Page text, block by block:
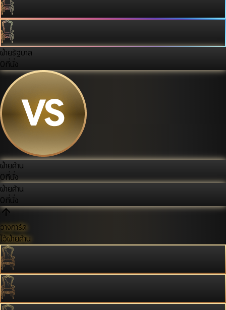
ฝ่ายรัฐบาล
0ที่นั่ง
ฝ่ายค้าน
0ที่นั่ง
ฝ่ายค้าน
0ที่นั่ง
วางการ์ด
ไว้ฝ่ายค้าน